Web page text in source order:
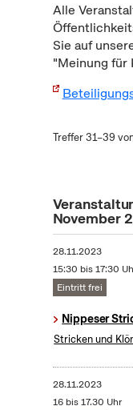
Alle
Sie auf
"Meinung für
Treffer 31–39
November
28.11.2023
15:30 bis 17:30
Eintritt frei
Nippeser
Stricken und
28.11.2023
16 bis 17.30 Uhr